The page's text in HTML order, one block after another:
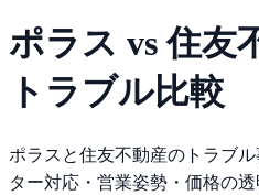
ポラス vs住友
トラブル比較
ポラス と住友不動産のトラブ
ター対応・営業姿勢・価格の